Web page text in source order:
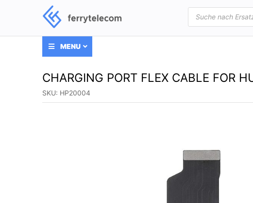
Products
search
MENU
CHARGING PORT FLEX CABLE FOR
SKU: HP20004